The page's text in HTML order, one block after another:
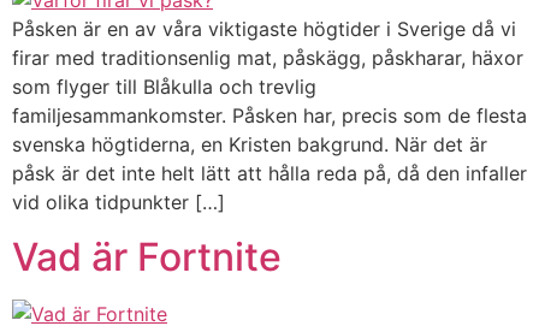
Påsken är en av våra viktigaste högtider i Sverige då vi
firar med traditionsenlig mat, påskägg, påskharar, häxor
som flyger till Blåkulla och trevlig
familjesammankomster. Påsken har, precis som de flesta
svenska högtiderna, en Kristen bakgrund. När det är
påsk är det inte helt lätt att hålla reda på, då den infaller
vid olika tidpunkter […]
Vad är Fortnite